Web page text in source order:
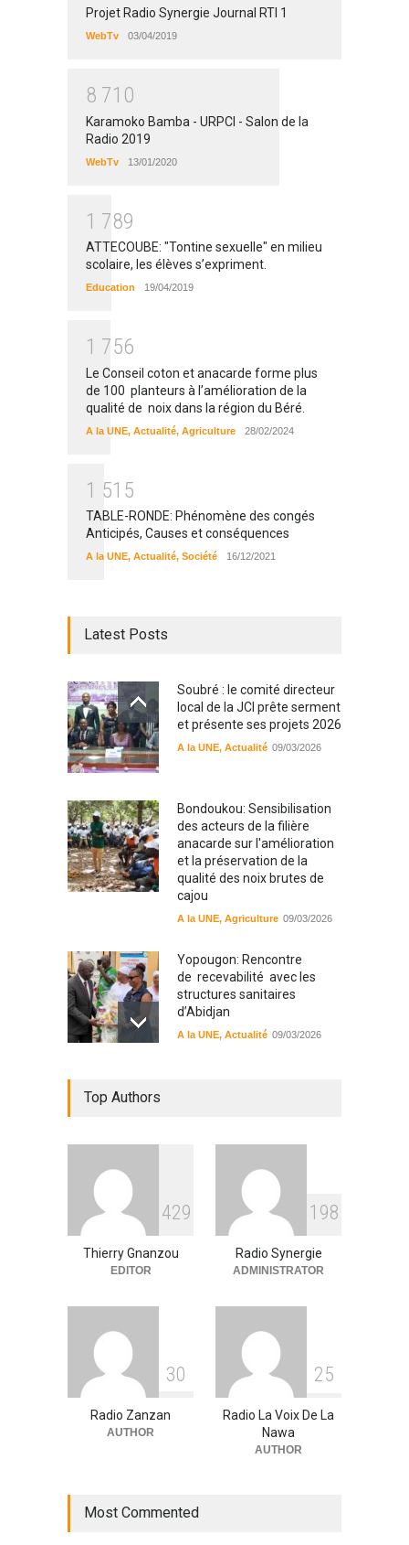
Projet Radio Synergie Journal RTI 1
WebTv 03/04/2019
8 71 0
Karamoko Bamba - URPCI - Salon de la
Radio 2019
WebTv 13/01/2020
1 789
ATTECOUBE: "Tontine sexuelle" en milieu
scolaire, les élèves s’expriment.
Education 19/04/2019
1 756
Le Conseil coton et anacarde forme plus
de 100 planteurs à l’amélioration de la
qualité de noix dans la région du Béré.
A la UNE, Actualité, Agriculture 28/02/2024
1 51 5
TABLE-RONDE: Phénomène des congés
Anticipés, Causes et conséquences
A la UNE, Actualité, Société 16/12/2021
Latest Posts
Soubré : le comité directeur
local de la JCI prête serment
et présente ses projets 2026
A la UNE, Actualité 09/03/2026
Bondoukou: Sensibilisation
des acteurs de la filière
anacarde sur l'amélioration
et la préservation de la
qualité des noix brutes de
cajou
A la UNE, Agriculture 09/03/2026
Yopougon: Rencontre
de recevabilité avec les
structures sanitaires
d’Abidjan
A la UNE, Actualité 09/03/2026
RFI Forme ses journalistes et
techniciens radios
partenaires.
A la UNE Actualité 09/03/2026
Top Authors
429
Thierry Gnanzou
EDITOR
1 98
Radio Synergie
ADMINISTRATOR
30
Radio Zanzan
AUTHOR
25
Radio La Voix De La
Nawa
AUTHOR
Most Commented